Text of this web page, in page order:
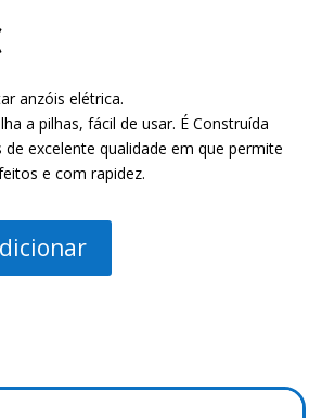
anzóis elétrica.
a pilhas, fácil de usar. É Construída
excelente qualidade em que permite
e com rapidez.